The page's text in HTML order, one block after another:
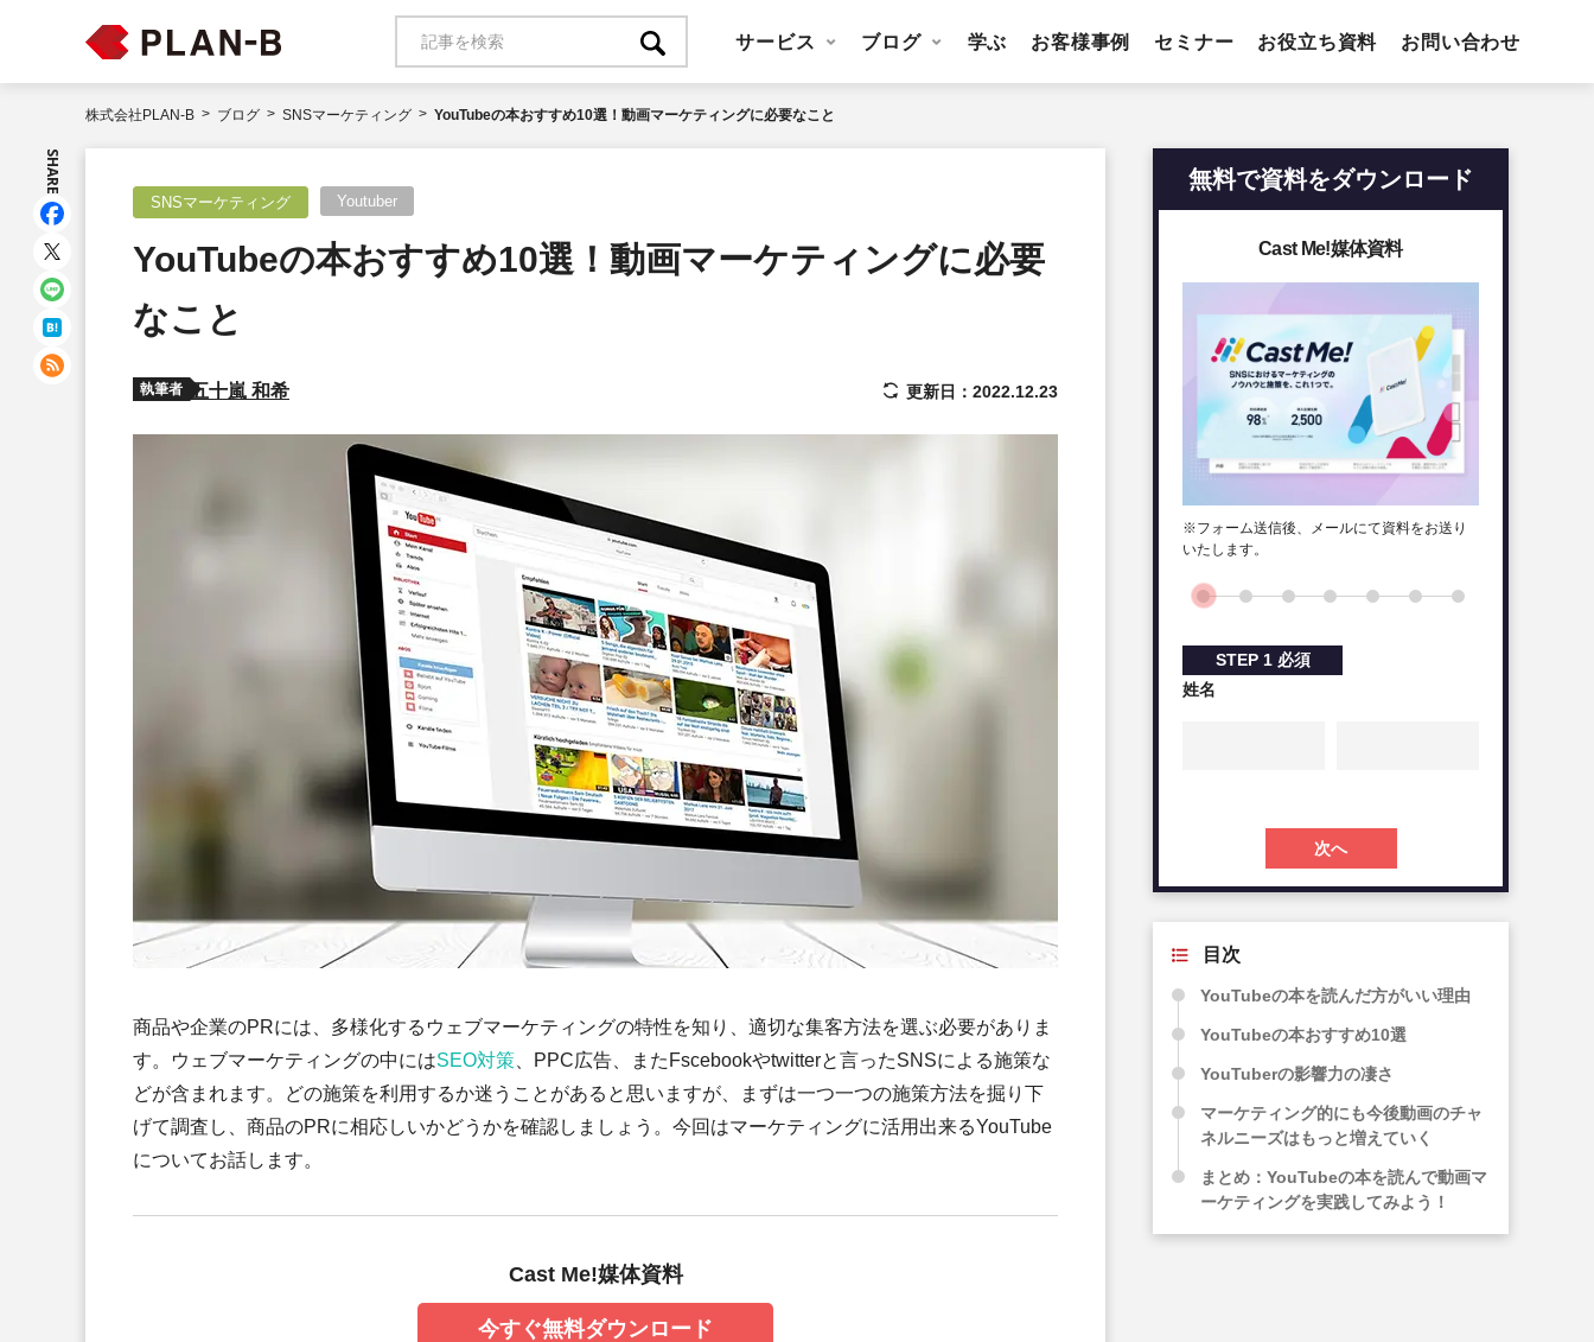
サービス ブログ 学ぶ お客様事例 セミナー お役立ち資料 お問い合わせ
株式会社PLAN-B ブログ SNSマーケティング YouTubeの本おすすめ10選！動画マーケティングに必要なこと
SNSマーケティング Youtuber
YouTubeの本おすすめ10選！動画マーケティングに必要
なこと
執筆者 五十嵐 和希 更新日：2022.12.23
商品や企業のPRには、多様化するウェブマーケティングの特性を知り、適切な集客方法を選ぶ必要がありま
す。ウェブマーケティングの中にはSEO対策 、PPC広告、またFscebookやtwitterと言ったSNSによる施策な
どが含まれます。どの施策を利用するか迷うことがあると思いますが、まずは一つ一つの施策方法を掘り下
げて調査し、商品のPRに相応しいかどうかを確認しましょう。今回はマーケティングに活用出来るYouTube
についてお話します。
Cast Me!媒体資料
今すぐ無料ダウンロード
SHARE 無料で資料をダウンロード
Cast Me!媒体資料
※フォーム送信後、メールにて資料をお送り
いたします。
STEP 1 必須
姓名
次へ
目次
YouTubeの本を読んだ方がいい理由
YouTubeの本おすすめ10選
YouTuberの影響力の凄さ
マーケティング的にも今後動画のチャ
ネルニーズはもっと増えていく
まとめ：YouTubeの本を読んで動画マ
ーケティングを実践してみよう！